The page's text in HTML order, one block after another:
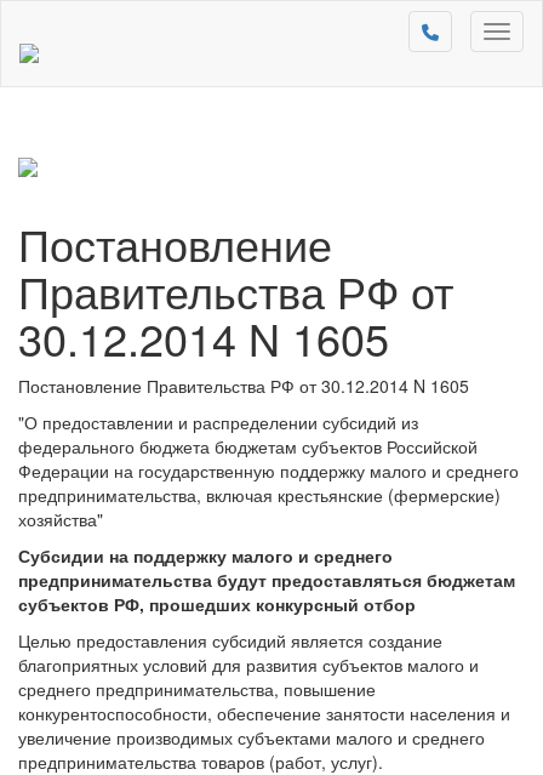
Постановление
Правительства РФ от
30.12.2014 N 1605
Постановление Правительства РФ от 30.12.2014 N 1605
"О предоставлении и распределении субсидий из
федерального бюджета бюджетам субъектов Российской
Федерации на государственную поддержку малого и среднего
предпринимательства, включая крестьянские (фермерские)
хозяйства"
Субсидии на поддержку малого и среднего
предпринимательства будут предоставляться бюджетам
субъектов РФ, прошедших конкурсный отбор
Целью предоставления субсидий является создание
благоприятных условий для развития субъектов малого и
среднего предпринимательства, повышение
конкурентоспособности, обеспечение занятости населения и
увеличение производимых субъектами малого и среднего
предпринимательства товаров (работ, услуг).